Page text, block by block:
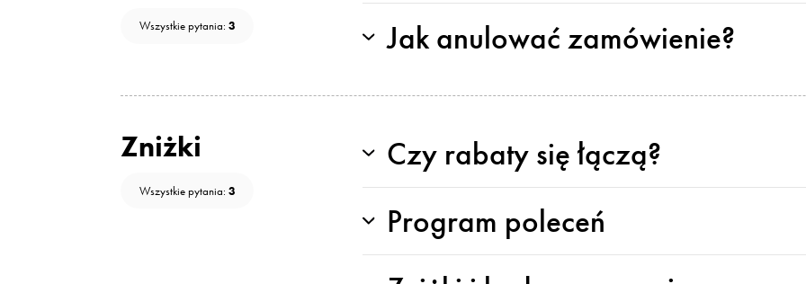
Wszystkie pytania: 3
Jak anulować zamówienie?
Zniżki
Wszystkie pytania: 3
Czy rabaty się łączą?
Program poleceń